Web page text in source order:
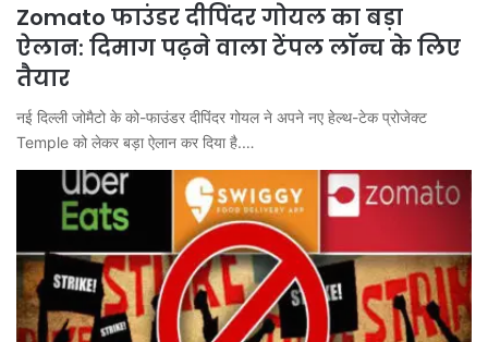
Zomato फाउंडर दीपिंदर गोयल का बड़ा
ऐलान: दिमाग पढ़ने वाला टेंपल लॉन्च के लिए
तैयार
नई दिल्ली जोमैटो के को-फाउंडर दीपिंदर गोयल ने अपने नए हेल्थ-टेक प्रोजेक्ट
Temple को लेकर बड़ा ऐलान कर दिया है.…